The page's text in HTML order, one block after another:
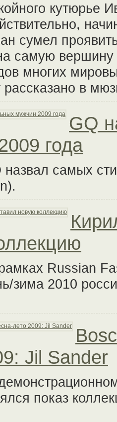
кутюрье
сумел
самую
многих
рассказано в
GQ
года
самых
Russian
зима 2010
Jil Sander
показ